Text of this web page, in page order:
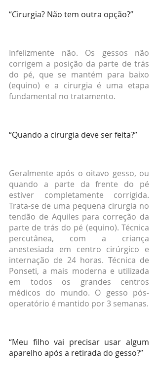
“Cirurgia? Não tem outra opção?”
Infelizmente não. Os gessos não
corrigem a posição da parte de trás
do pé, que se mantém para baixo
(equino) e a cirurgia é uma etapa
fundamental no tratamento.
“Quando a cirurgia deve ser feita?”
Geralmente após o oitavo gesso, ou
quando a parte da frente do pé
estiver completamente corrigida.
Trata-se de uma pequena cirurgia no
tendão de Aquiles para correção da
parte de trás do pé (equino). Técnica
percutânea, com a criança
anestesiada em centro cirúrgico e
internação de 24 horas. Técnica de
Ponseti, a mais moderna e utilizada
em todos os grandes centros
médicos do mundo. O gesso pós-
operatório é mantido por 3 semanas.
“Meu filho vai precisar usar algum
aparelho após a retirada do gesso?”